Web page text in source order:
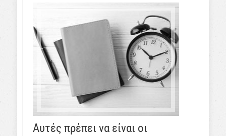
Αυτές πρέπει να είναι οι